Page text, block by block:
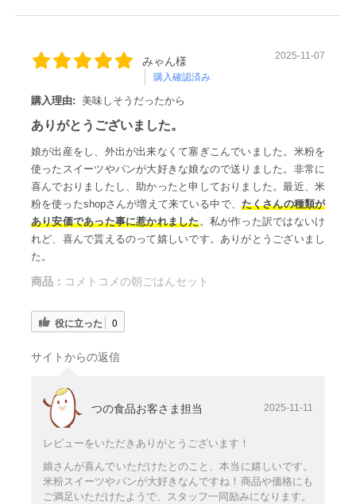
みゃん様
購入確認済み
2025-11-07
購入理由: 美味しそうだったから
ありがとうございました。
娘が出産をし、外出が出来なくて塞ぎこんでいました。米粉を
使ったスイーツやパンが大好きな娘なので送りました。非常に
喜んでおりましたし、助かったと申しておりました。最近、米
粉を使ったshopさんが増えて来ている中で、 たくさんの種類が
あり安価であった事に惹かれました。私が作った訳ではないけ
れど、喜んで貰えるのって嬉しいです。ありがとうございまし
た。
商品： コメトコメの朝ごはんセット
役に立った 0
サイトからの返信
つの食品お客さま担当 2025-11-11
レビューをいただきありがとうございます！
娘さんが喜んでいただけたとのこと、本当に嬉しいです。
米粉スイーツやパンが大好きなんですね！商品や価格にも
ご満足いただけたようで、スタッフ一同励みになります。